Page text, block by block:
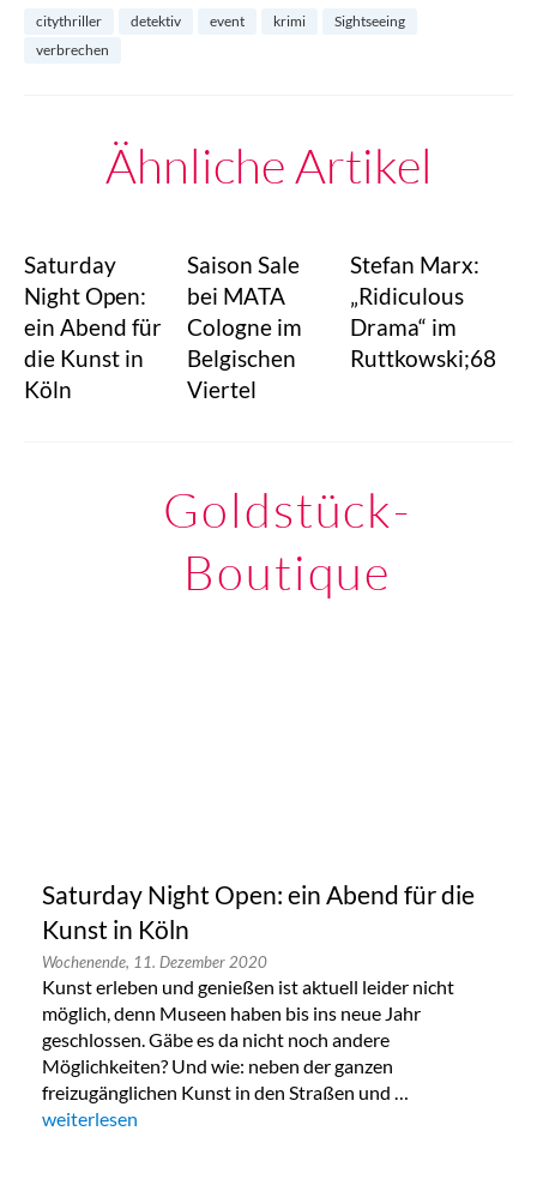
citythriller detektiv event krimi
Sightseeing
verbrechen
Ähnliche Artikel
Saturday
Night Open:
ein Abend für
die Kunst in
Köln
Saison Sale
bei MATA
Cologne im
Belgischen
Viertel
Stefan Marx:
„Ridiculous
Drama“ im
Ruttkowski;68
Goldstück-
Boutique
Saturday Night Open: ein Abend für die
Kunst in Köln
Wochenende, 11. Dezember 2020
Kunst erleben und genießen ist aktuell leider nicht
möglich, denn Museen haben bis ins neue Jahr
geschlossen. Gäbe es da nicht noch andere
Möglichkeiten? Und wie: neben der ganzen
freizugänglichen Kunst in den Straßen und …
„Saturday Night Open: ein Abend für die Kunst in Köln“
weiterlesen